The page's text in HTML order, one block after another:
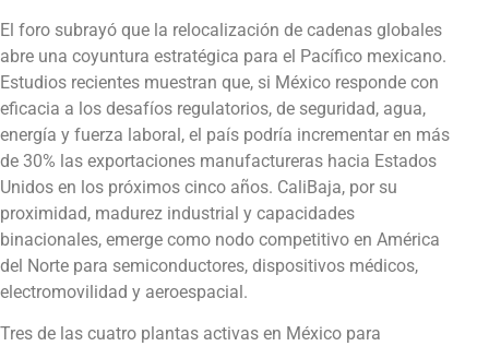
El foro subrayó que la relocalización de cadenas globales
abre una coyuntura estratégica para el Pacífico mexicano.
Estudios recientes muestran que, si México responde con
eficacia a los desafíos regulatorios, de seguridad, agua,
energía y fuerza laboral, el país podría incrementar en más
de 30% las exportaciones manufactureras hacia Estados
Unidos en los próximos cinco años. CaliBaja, por su
proximidad, madurez industrial y capacidades
binacionales, emerge como nodo competitivo en América
del Norte para semiconductores, dispositivos médicos,
electromovilidad y aeroespacial.
Tres de las cuatro plantas activas en México para